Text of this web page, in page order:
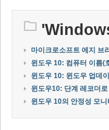
'
마이크로소프트 에지 브
윈도우 10: 컴퓨터 이름(
윈도우 10: 윈도우 업데
윈도우10: 단계 레코더
윈도우 10의 안정성 모